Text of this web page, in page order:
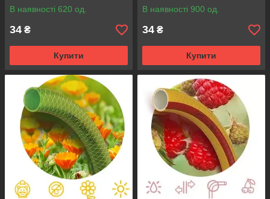
В наявності 620 од.
34 ₴
Купити
В наявності 900 од.
34 ₴
Купити